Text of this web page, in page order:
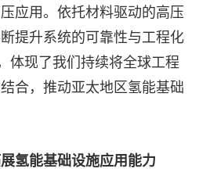
应用。依托材料驱动的高压
提升系统的可靠性与工程化
体现了我们持续将全球工程
合，推动亚太地区氢能基础
氢能基础设施应用能力